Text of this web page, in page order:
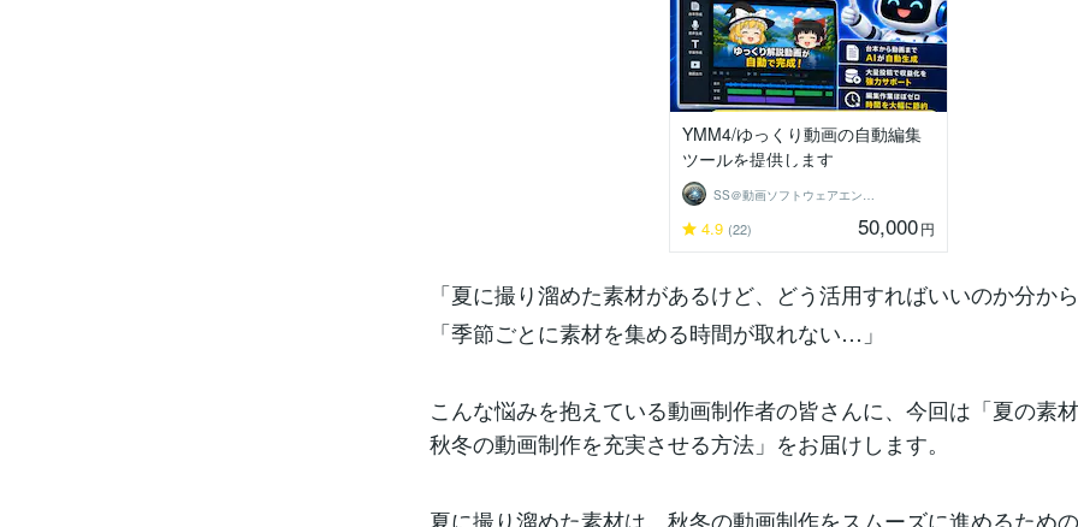
YMM4/ゆっくり動画の自動編集
ツールを提供します
SS＠動画ソフトウェアエンジニア
4.9 (22) 50,000円
「夏に撮り溜めた素材があるけど、どう活用すればいいのか分か
「季節ごとに素材を集める時間が取れない…」
こんな悩みを抱えている動画制作者の皆さんに、今回は「夏の素
秋冬の動画制作を充実させる方法」をお届けします。
夏に撮り溜めた素材は、秋冬の動画制作をスムーズに進めるため